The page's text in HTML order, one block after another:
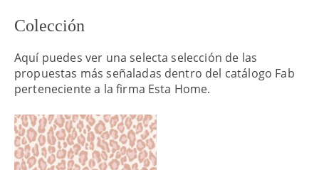
Colección
Aquí puedes ver una selecta selección de las
propuestas más señaladas dentro del catálogo Fab
perteneciente a la firma Esta Home.